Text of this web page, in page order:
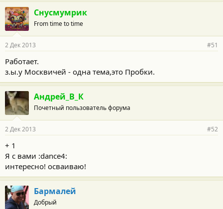
Снусмумрик
From time to time
2 Дек 2013 #51
Работает.
з.ы.у Москвичей - одна тема,это Пробки.
Андрей_В_К
Почетный пользователь форума
2 Дек 2013 #52
+ 1
Я с вами :dance4:
интересно! осваиваю!
Бармалей
Добрый